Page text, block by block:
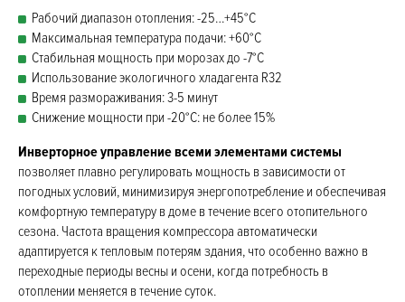
Рабочий диапазон отопления: -25…+45°C
Максимальная температура подачи: +60°C
Стабильная мощность при морозах до -7°C
Использование экологичного хладагента R32
Время размораживания: 3-5 минут
Снижение мощности при -20°C: не более 15%
Инверторное управление всеми элементами системы
позволяет плавно регулировать мощность в зависимости от
погодных условий, минимизируя энергопотребление и обеспечивая
комфортную температуру в доме в течение всего отопительного
сезона. Частота вращения компрессора автоматически
адаптируется к тепловым потерям здания, что особенно важно в
переходные периоды весны и осени, когда потребность в
отоплении меняется в течение суток.